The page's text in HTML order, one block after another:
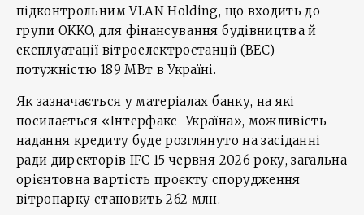
підконтрольним VI.AN Holding, що входить до
групи OKKO, для фінансування будівництва й
експлуатації вітроелектростанції (ВЕС)
потужністю 189 МВт в Україні.
Як зазначається у матеріалах банку, на які
посилається «Інтерфакс-Україна», можливість
надання кредиту буде розглянуто на засіданні
ради директорів IFC 15 червня 2026 року, загальна
орієнтовна вартість проєкту спорудження
вітропарку становить 262 млн.